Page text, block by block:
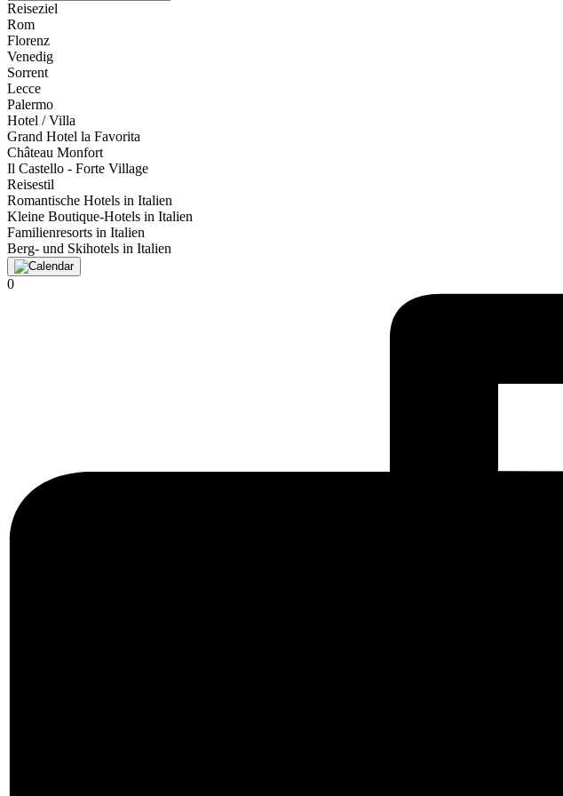
Reiseziel
Rom
Florenz
Venedig
Sorrent
Lecce
Palermo
Hotel / Villa
Grand Hotel la Favorita
Château Monfort
Il Castello - Forte Village
Reisestil
Romantische Hotels in Italien
Kleine Boutique-Hotels in Italien
Familienresorts in Italien
Berg- und Skihotels in Italien
0